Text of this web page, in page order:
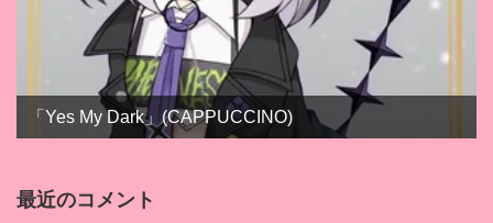
「Yes My Dark」(CAPPUCCINO)
最近のコメント